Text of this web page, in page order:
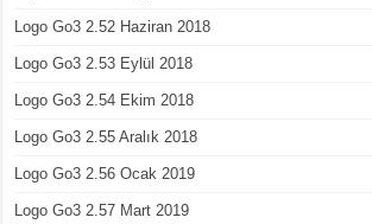
Logo Go3 2.52 Haziran 2018
Logo Go3 2.53 Eylül 2018
Logo Go3 2.54 Ekim 2018
Logo Go3 2.55 Aralık 2018
Logo Go3 2.56 Ocak 2019
Logo Go3 2.57 Mart 2019